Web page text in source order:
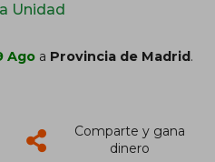
Unidad
Ago a Provincia de Madrid.
Comparte y gana
dinero